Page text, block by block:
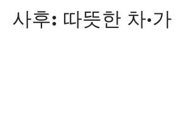
사후: 따뜻한 차·가